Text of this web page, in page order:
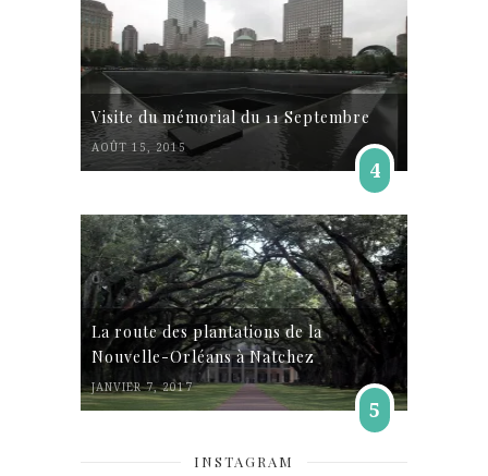
Visite du mémorial du 11 Septembre
AOÛT 15, 2015
4
La route des plantations de la
Nouvelle-Orléans à Natchez
JANVIER 7, 2017
5
INSTAGRAM